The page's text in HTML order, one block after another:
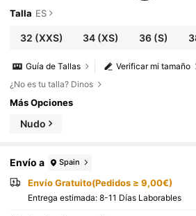
Talla ES
32 (XXS) 34 (XS) 36(S)
Verificar mi tamaño
Guía de Tallas
¿No es tu talla? Dinos
Más Opciones
Nudo
Envío a Spain
Envío Gratuito(Pedidos ≥ 9,00€)
Entrega estimada: 8-11 Días Laborables